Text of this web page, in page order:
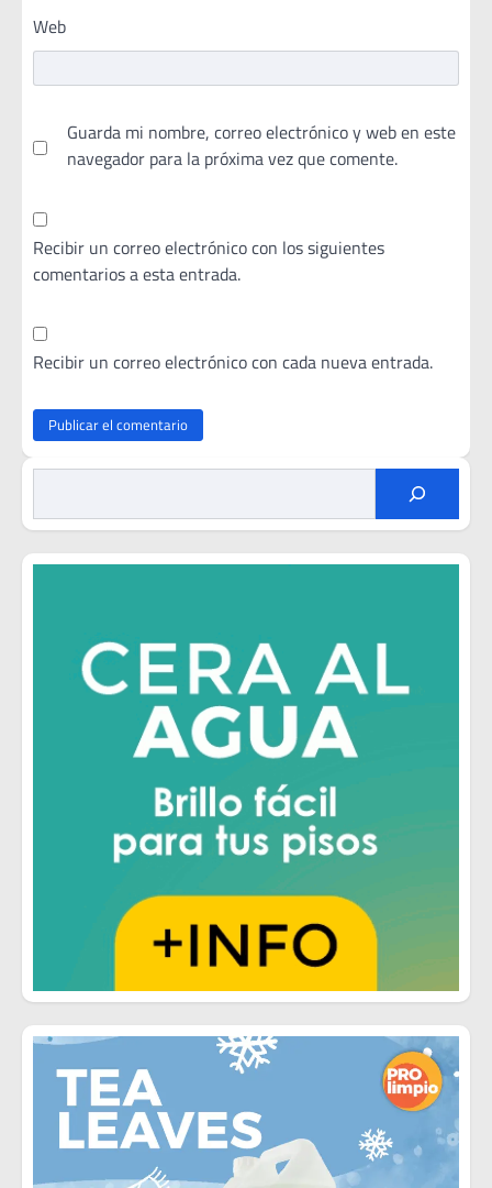
Web
Guarda mi nombre, correo electrónico y web en este
navegador para la próxima vez que comente.
Recibir un correo electrónico con los siguientes
comentarios a esta entrada.
Recibir un correo electrónico con cada nueva entrada.